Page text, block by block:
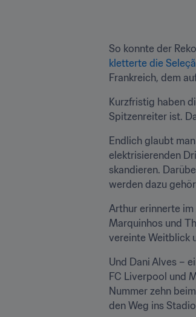
kletterte die
Frankreich, dem
Kurzfristig haben
Spitzenreiter ist.
Endlich glaubt
elektrisierenden
skandieren.
werden dazu
Arthur erinnerte
Marquinhos und
vereinte Weitblick
Und Dani Alves –
FC Liverpool und
Nummer zehn
den Weg ins